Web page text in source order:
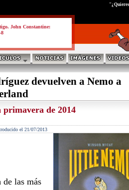
John Constantine:
8
devuelven a Nemo a
de 2014
el 21/07/2013
de las más